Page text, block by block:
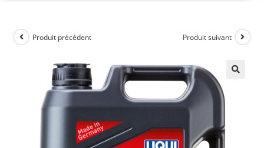
Produit précédent Produit suivant